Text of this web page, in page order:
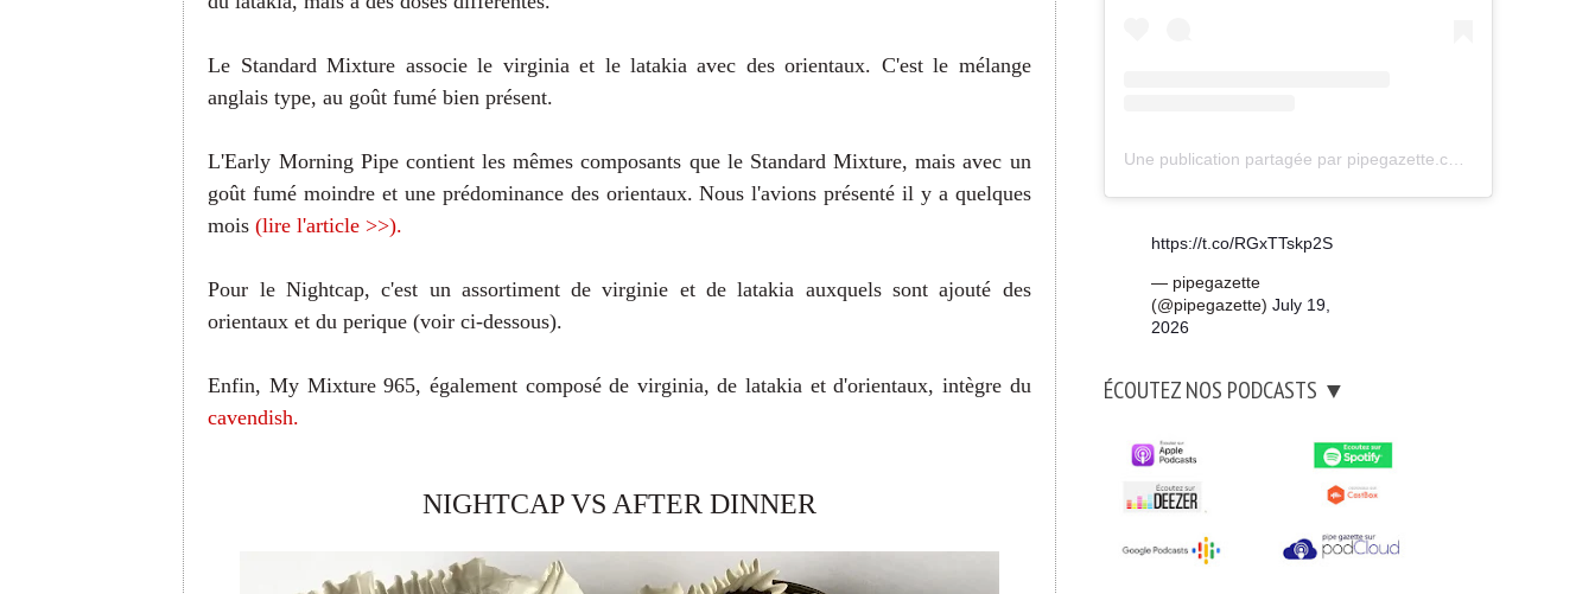
Le Standard Mixture associe le virginia et le latakia avec des orientaux. C'est le mélange
anglais type, au goût fumé bien présent.
L'Early Morning Pipe contient les mêmes composants que le Standard Mixture, mais avec un
goût fumé moindre et une prédominance des orientaux. Nous l'avions présenté il y a quelques
mois(lire l'article >>).
Pour le Nightcap, c'est un assortiment de virginie et de latakia auxquels sont ajouté des
orientaux et du perique (voir ci-dessous).
Enfin, My Mixture 965, également composé de virginia, de latakia et d'orientaux, intègre du
cavendish.
NIGHTCAP VS AFTER DINNER
Une publication partagée par pipegazette.com (@pipegazette)
https://t.co/RGxTTskp2S
— pipegazette
(@pipegazette) July 19,
2026
ÉCOUTEZ NOS PODCASTS ▼